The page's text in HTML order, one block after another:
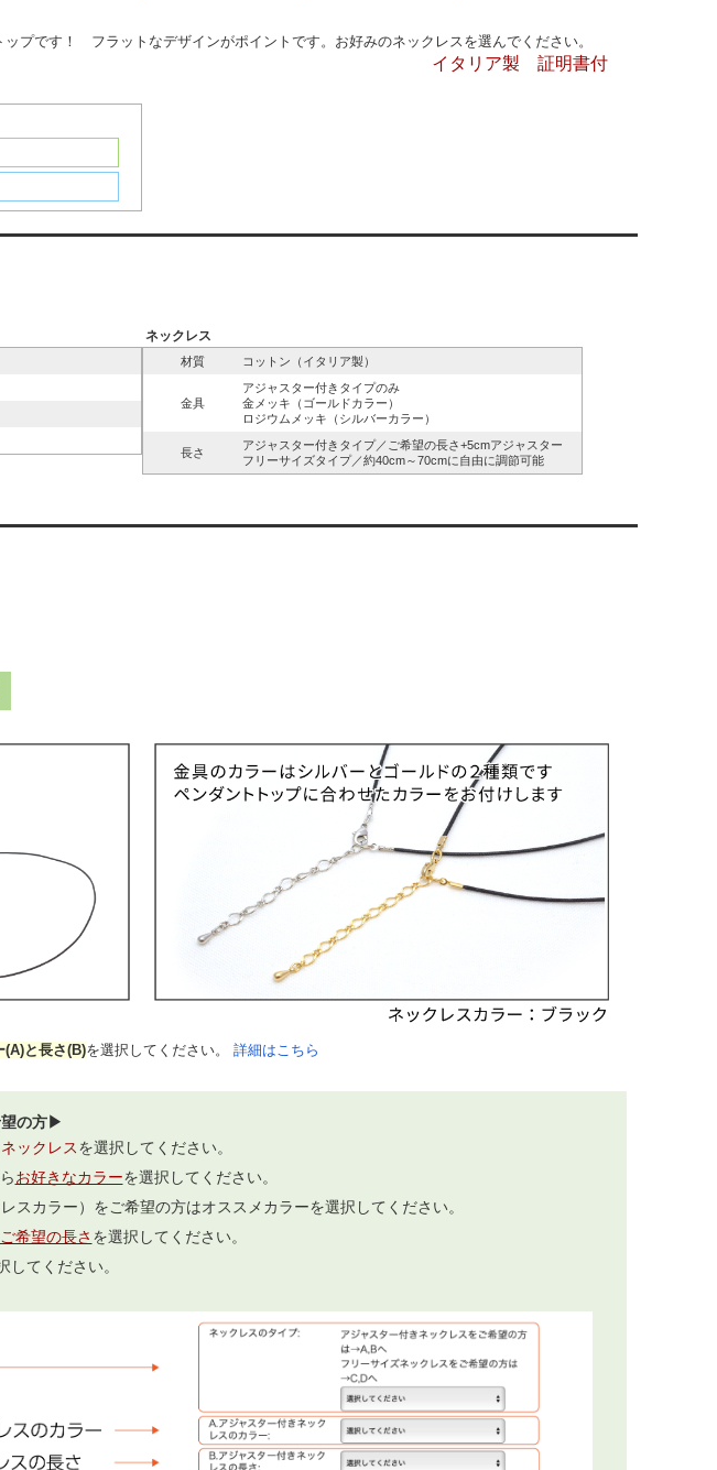
プです！ フラットなデザインがポイントです。お好みのネックレスを選んでください。
イタリア製 証明書付
ネックレス
材質 コットン（イタリア製）
金具
アジャスター付きタイプのみ
金メッキ（ゴールドカラー）
ロジウムメッキ（シルバーカラー）
長さ
アジャスター付きタイプ／ご希望の長さ+5cmアジャスター
フリーサイズタイプ／約40cm～70cmに自由に調節可能
(A)と長さ(B)を選択してください。 詳細はこちら
望の方▶
ックレス を選択してください。
お好きなカラーを選択してください。
スカラー）をご希望の方はオススメカラーを選択してください。
ご希望の長さ を選択してください。
してください。